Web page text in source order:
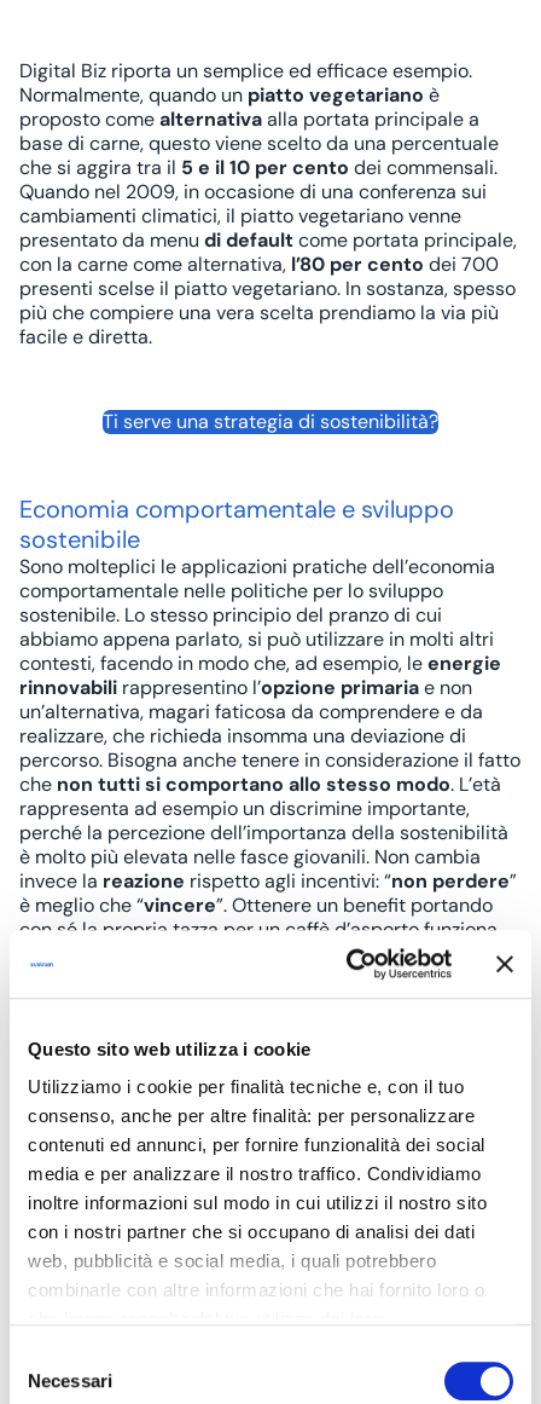
Questo sito web utilizza i cookie
Utilizziamo i cookie per finalità tecniche e, con il tuo
consenso, anche per altre finalità: per personalizzare
contenuti ed annunci, per fornire funzionalità dei social
media e per analizzare il nostro traffico. Condividiamo
inoltre informazioni sul modo in cui utilizzi il nostro sito
con i nostri partner che si occupano di analisi dei dati
web, pubblicità e social media, i quali potrebbero
combinarle con altre informazioni che hai fornito loro o
destra, potrai proseguire la navigazione del sito web in
delNecessari
Digital Biz riporta un semplice ed efficace esempio.
Normalmente, quando un piatto vegetariano è
proposto comealternativaalla portata principale a
base di carne, questo viene scelto da una percentuale
che si aggira tra il 5 e il 10 per cento dei commensali.
Quando nel 2009, in occasione di una conferenza sui
cambiamenti climatici, il piatto vegetariano venne
presentato da menu di defaultcome portata principale,
con la carne come alternativa, l’80 per cento dei 700
presenti scelse il piatto vegetariano. In sostanza, spesso
più che compiere una vera scelta prendiamo la via più
facile e diretta.
Ti serve una strategia di sostenibilità?
Economia comportamentale e sviluppo
sostenibile
Sono molteplici le applicazioni pratiche dell’economia
comportamentale nelle politiche per lo sviluppo
sostenibile. Lo stesso principio del pranzo di cui
abbiamo appena parlato, si può utilizzare in molti altri
contesti, facendo in modo che, ad esempio, leenergie
rinnovabili rappresentino l’opzione primariae non
un’alternativa, magari faticosa da comprendere e da
realizzare, che richieda insomma una deviazione di
percorso. Bisogna anche tenere in considerazione il fatto
che non tutti si comportano allo stesso modo. L’età
rappresenta ad esempio un discrimine importante,
perché la percezione dell’importanza della sostenibilità
è molto più elevata nelle fasce giovanili. Non cambia
invece la reazione rispetto agli incentivi: “non perdere”
è meglio che “vincere”. Ottenere un benefit portando
con sé la propria tazza per un caffè d’asporto funziona
pagare un extraper avere un
“Spinte gentili” in favore dell’ambiente
C’è chi solleva dubbi etici obiettando che l’economia
comportamentale possa in qualche modo “ingannare
le persone, giocando sulla loro psicologia. Tuttavia,
nell’ambito della tutela dell’ambiente e dello sviluppo
sostenibile, non s’intravedono rischi di questo genere. Il
fine è ilbene collettivo, e i mezzi, comunque, non
risultanomai eccessivio forzati. Si tratta, nella maggior
parte dei casi, di facilitazioni, talvolta anchegiocose
Ne è un esempio l’esperimento realizzato in Gran
giocatore al mondo: Ronaldo o Messi? In 12 settimane le
sigarette abbandonate in terra sono
calate del 46%.